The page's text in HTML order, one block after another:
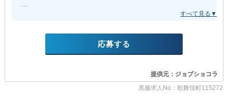
皆様からのご応募お待ちしています。
∴‥∵‥∴‥∵‥∴‥∴‥∵‥∴‥∵‥∴‥∴
行動へと移るのではないでしょうか◎
∽∽∽∽∽∽∽∽∽∽∽∽∽∽∽∽∽∽∽∽∽∽
応募する
提供元：ジョブショコラ
黒服求人No：歌舞伎町115272